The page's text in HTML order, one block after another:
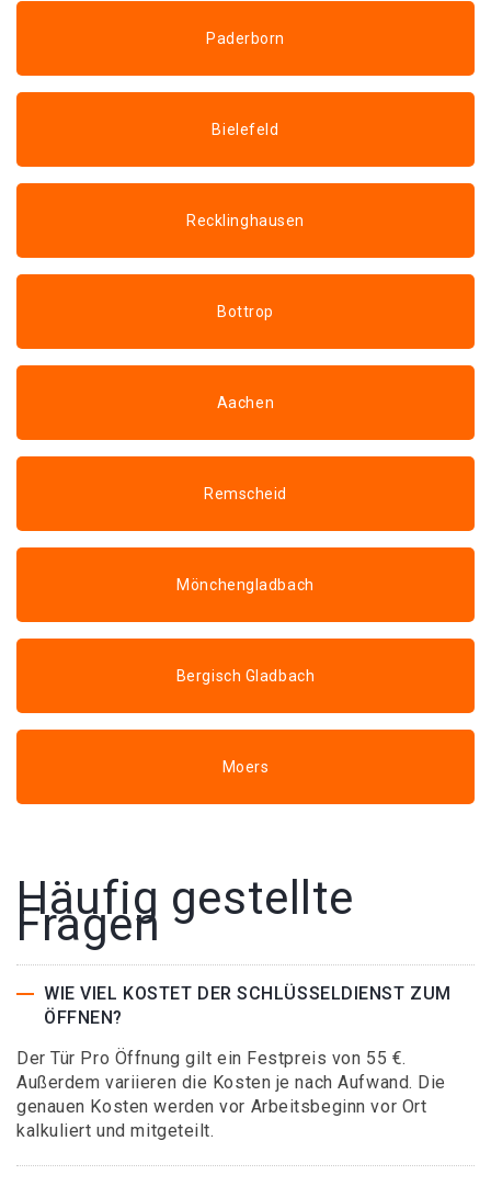
Paderborn
Bielefeld
Recklinghausen
Bottrop
Aachen
Remscheid
Mönchengladbach
Bergisch Gladbach
Moers
Häufig gestellte
Fragen
WIE VIEL KOSTET DER SCHLÜSSELDIENST ZUM
ÖFFNEN?
Der Tür Pro Öffnung gilt ein Festpreis von 55 €.
Außerdem variieren die Kosten je nach Aufwand. Die
genauen Kosten werden vor Arbeitsbeginn vor Ort
kalkuliert und mitgeteilt.